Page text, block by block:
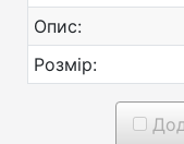
Опис:
Розмір: